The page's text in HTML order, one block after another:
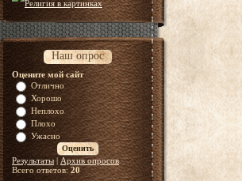
Наш опрос
Оцените мой сайт
Отлично
Хорошо
Неплохо
Плохо
Ужасно
Результаты| Архив опросов
Всего ответов:20